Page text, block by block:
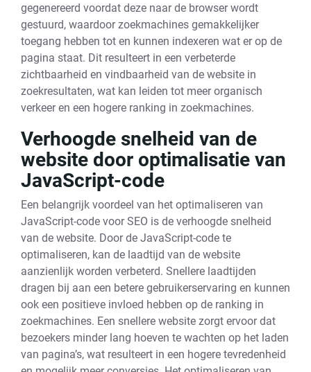
gegenereerd voordat deze naar de browser wordt
gestuurd, waardoor zoekmachines gemakkelijker
toegang hebben tot en kunnen indexeren wat er op de
pagina staat. Dit resulteert in een verbeterde
zichtbaarheid en vindbaarheid van de website in
zoekresultaten, wat kan leiden tot meer organisch
verkeer en een hogere ranking in zoekmachines.
Verhoogde snelheid van de
website door optimalisatie van
JavaScript-code
Een belangrijk voordeel van het optimaliseren van
JavaScript-code voor SEO is de verhoogde snelheid
van de website. Door de JavaScript-code te
optimaliseren, kan de laadtijd van de website
aanzienlijk worden verbeterd. Snellere laadtijden
dragen bij aan een betere gebruikerservaring en kunnen
ook een positieve invloed hebben op de ranking in
zoekmachines. Een snellere website zorgt ervoor dat
bezoekers minder lang hoeven te wachten op het laden
van pagina’s, wat resulteert in een hogere tevredenheid